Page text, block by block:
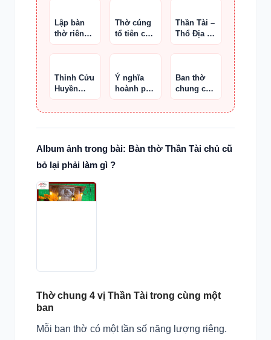
Lập bàn
thờ riêng
trong từ
đường
Thờ cúng
tổ tiên cần
tuân thủ
điều gì ?
Thần Tài –
Thổ Địa ở
miền Tây
so với
miền
Trung?
Thỉnh Cửu
Huyền
Thất Tổ
Ý nghĩa
hoành phi
câu đối
Ban thờ
chung cư
nên đặt
nơi nào ?
Album ảnh trong bài: Bàn thờ Thần Tài chủ cũ
bỏ lại phải làm gì ?
Thờ chung 4 vị Thần Tài trong cùng một
ban
Mỗi ban thờ có một tần số năng lượng riêng.